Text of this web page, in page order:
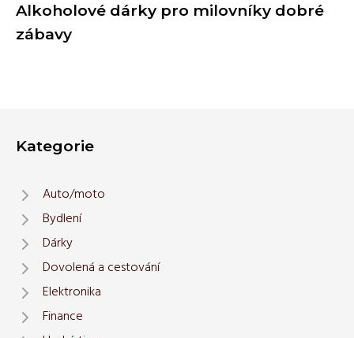
Alkoholové dárky pro milovníky dobré
zábavy
Kategorie
Auto/moto
Bydlení
Dárky
Dovolená a cestování
Elektronika
Finance